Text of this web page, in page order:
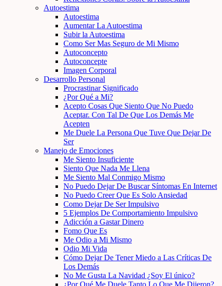
Autoestima
Autoestima
Aumentar La Autoestima
Subir la Autoestima
Como Ser Mas Seguro de Mi Mismo
Autoconcepto
Autoconcepte
Imagen Corporal
Desarrollo Personal
Procrastinar Significado
¿Por Qué a Mi?
Acepto Cosas Que Siento Que No Puedo
Aceptar. Con Tal De Que Los Demás Me
Acepten
Me Duele La Persona Que Tuve Que Dejar De
Ser
Manejo de Emociones
Me Siento Insuficiente
Siento Que Nada Me Llena
Me Siento Mal Conmigo Mismo
No Puedo Dejar De Buscar Síntomas En Internet
No Puedo Creer Que Es Solo Ansiedad
Como Dejar De Ser Impulsivo
5 Ejemplos De Comportamiento Impulsivo
Adicción a Gastar Dinero
Fomo Que Es
Me Odio a Mi Mismo
Odio Mi Vida
Cómo Dejar De Tener Miedo a Las Críticas De
Los Demás
No Me Gusta La Navidad ¿Soy El único?